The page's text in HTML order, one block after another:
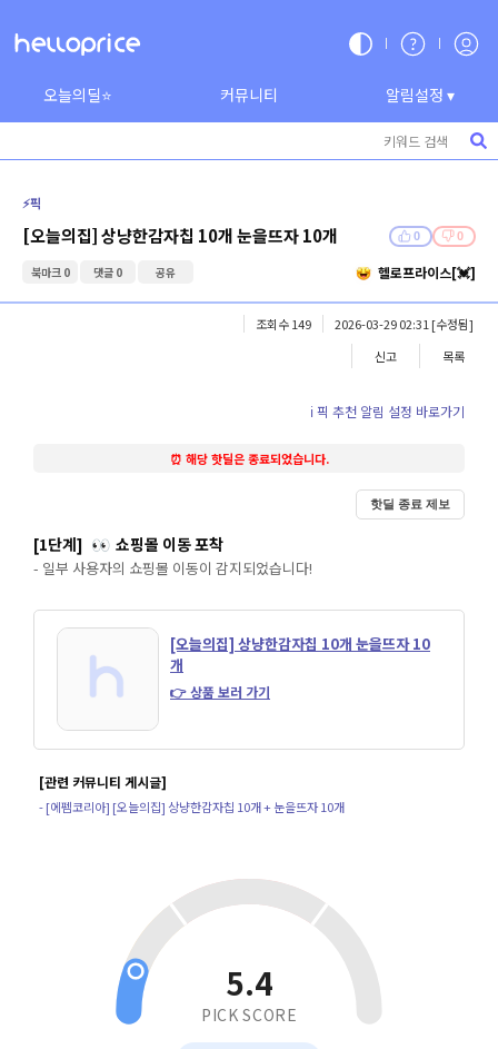
오늘의딜⭐ 커뮤니티 알림설정 ▾
⚡️픽
[오늘의집] 상냥한감자칩 10개 눈을뜨자 10개 0 0
북마크 0 댓글 0 공유 헬로프라이스[💓]
조회수 149 2026-03-29 02:31 [수정됨]
신고
목록
ℹ️ 픽 추천 알림 설정 바로가기
⏰ 해당 핫딜은 종료되었습니다.
핫딜 종료 제보
[1단계] 👀 쇼핑몰 이동 포착
- 일부 사용자의 쇼핑몰 이동이 감지되었습니다!
[오늘의집] 상냥한감자칩 10개 눈을뜨자 10
개
👉 상품 보러 가기
[관련 커뮤니티 게시글]
- [에펨코리아] [오늘의집] 상냥한감자칩 10개 + 눈을뜨자 10개
5.4
PICK SCORE